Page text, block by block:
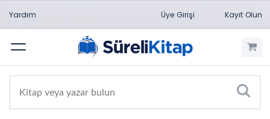
Yardım Üye Girişi Kayıt Olun
Menü